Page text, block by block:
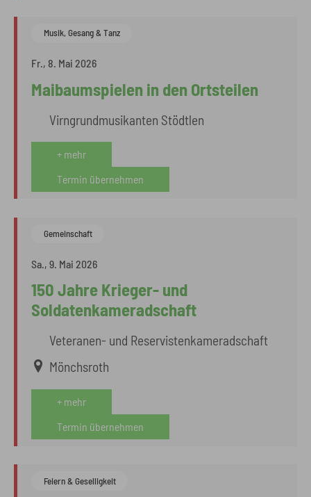
Fr., 8. Mai 2026
Maibaumspielen in den Ortsteilen
Virngrundmusikanten Stödtlen
+ mehr
Termin übernehmen
Musik, Gesang & Tanz
Sa., 9. Mai 2026
150 Jahre Krieger- und
Soldatenkameradschaft
Veteranen- und Reservistenkameradschaft
Mönchsroth
+ mehr
Termin übernehmen
Gemeinschaft
Feiern & Geselligkeit